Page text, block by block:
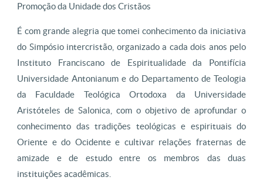
Promoção da Unidade dos Cristãos
É com grande alegria que tomei conhecimento da iniciativa
do Simpósio intercristão, organizado a cada dois anos pelo
Instituto Franciscano de Espiritualidade da Pontifícia
Universidade Antonianum e do Departamento de Teologia
da Faculdade Teológica Ortodoxa da Universidade
Aristóteles de Salonica, com o objetivo de aprofundar o
conhecimento das tradições teológicas e espirituais do
Oriente e do Ocidente e cultivar relações fraternas de
amizade e de estudo entre os membros das duas
instituições acadêmicas.